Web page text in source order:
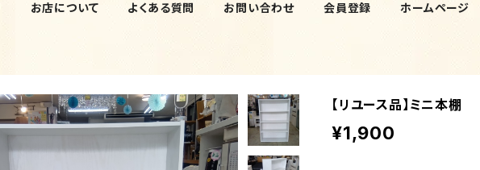
お店について よくある質問 お問い合わせ 会員登録 ホームページ
【リユース品】ミニ本棚
¥1,900